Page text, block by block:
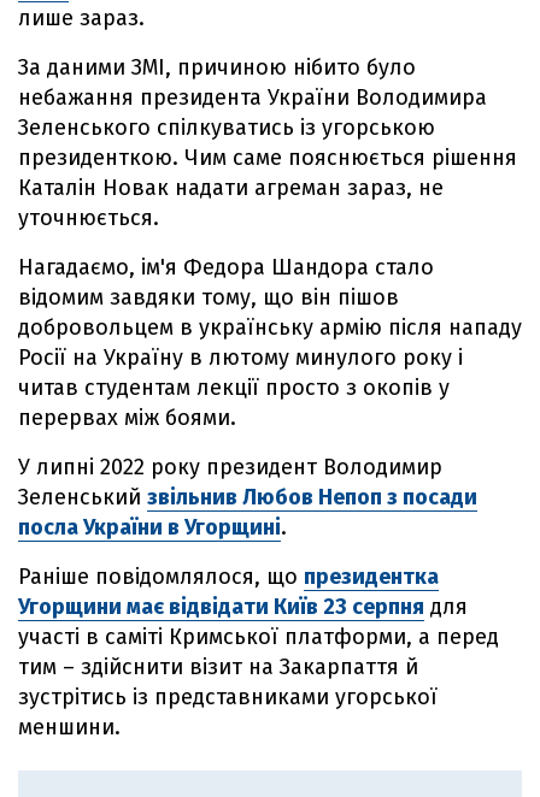
лише зараз.
За даними ЗМІ, причиною нібито було
небажання президента України Володимира
Зеленського спілкуватись із угорською
президенткою. Чим саме пояснюється рішення
Каталін Новак надати агреман зараз, не
уточнюється.
Нагадаємо, ім'я Федора Шандора стало
відомим завдяки тому, що він пішов
добровольцем в українську армію після нападу
Росії на Україну в лютому минулого року і
читав студентам лекції просто з окопів у
перервах між боями.
У липні 2022 року президент Володимир
Зеленський звільнив Любов Непоп з посади
посла України в Угорщині.
Раніше повідомлялося, що президентка
Угорщини має відвідати Київ 23 серпня для
участі в саміті Кримської платформи, а перед
тим – здійснити візит на Закарпаття й
зустрітись із представниками угорської
меншини.